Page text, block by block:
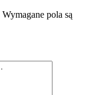
Wymagane pola są